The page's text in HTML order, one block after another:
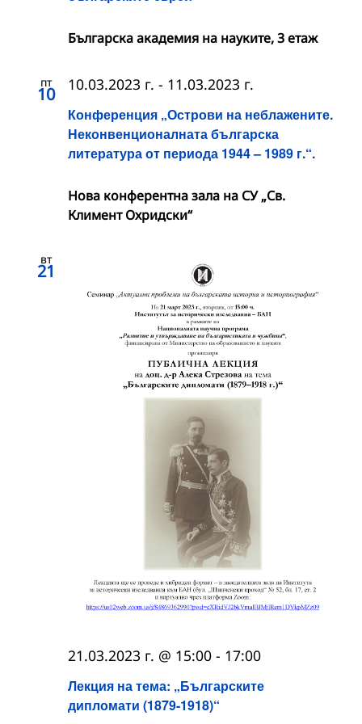
Българска академия на науките, 3 етаж
пт
10
Конференция „Острови на неблажените.
Неконвенционалната българска
литература от периода 1944 – 1989 г.“.
10.03.2023 г. - 11.03.2023 г.
Нова конферентна зала на СУ „Св.
Климент Охридски“
вт
21
Лекция на тема: „Българските
дипломати (1879-1918)“
21.03.2023 г. @ 15:00 - 17:00